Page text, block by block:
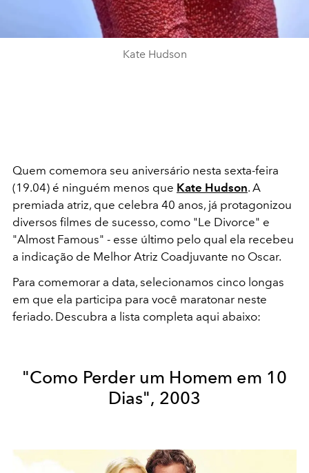
Kate Hudson
Quem comemora seu aniversário nesta sexta-feira
(19.04) é ninguém menos que Kate Hudson. A
premiada atriz, que celebra 40 anos, já protagonizou
diversos filmes de sucesso, como "Le Divorce" e
"Almost Famous" - esse último pelo qual ela recebeu
a indicação de Melhor Atriz Coadjuvante no Oscar.
Para comemorar a data, selecionamos cinco longas
em que ela participa para você maratonar neste
feriado. Descubra a lista completa aqui abaixo:
"Como Perder um Homem em 10
Dias", 2003